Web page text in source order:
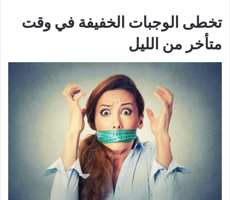
تخطى الوجبات الخفيفة في وقت
متأخر من الليل